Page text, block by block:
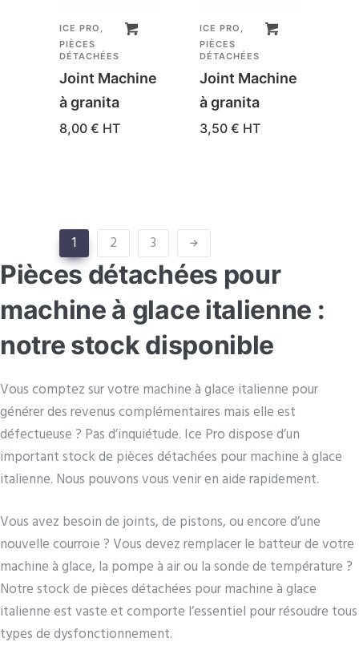
ICE PRO ,
PIÈCES
DÉTACHÉES
Joint Machine
à granita
8,00 € HT
ICE PRO ,
PIÈCES
DÉTACHÉES
Joint Machine
à granita
3,50 € HT
1 2 3
Pièces détachées pour
machine à glace italienne :
notre stock disponible
Vous comptez sur votre machine à glace italienne pour
générer des revenus complémentaires mais elle est
défectueuse ? Pas d’inquiétude. Ice Pro dispose d’un
important stock de pièces détachées pour machine à glace
italienne. Nous pouvons vous venir en aide rapidement.
Vous avez besoin de joints, de pistons, ou encore d’une
nouvelle courroie ? Vous devez remplacer le batteur de votre
machine à glace, la pompe à air ou la sonde de température ?
Notre stock de pièces détachées pour machine à glace
italienne est vaste et comporte l’essentiel pour résoudre tous
types de dysfonctionnement.